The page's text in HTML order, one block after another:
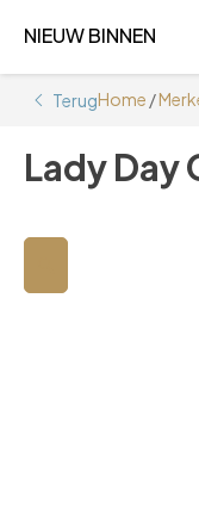
NIEUW BINNEN
TerugHome /
Lady Day